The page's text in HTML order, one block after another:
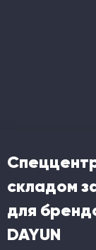
складом
для
DAYUN